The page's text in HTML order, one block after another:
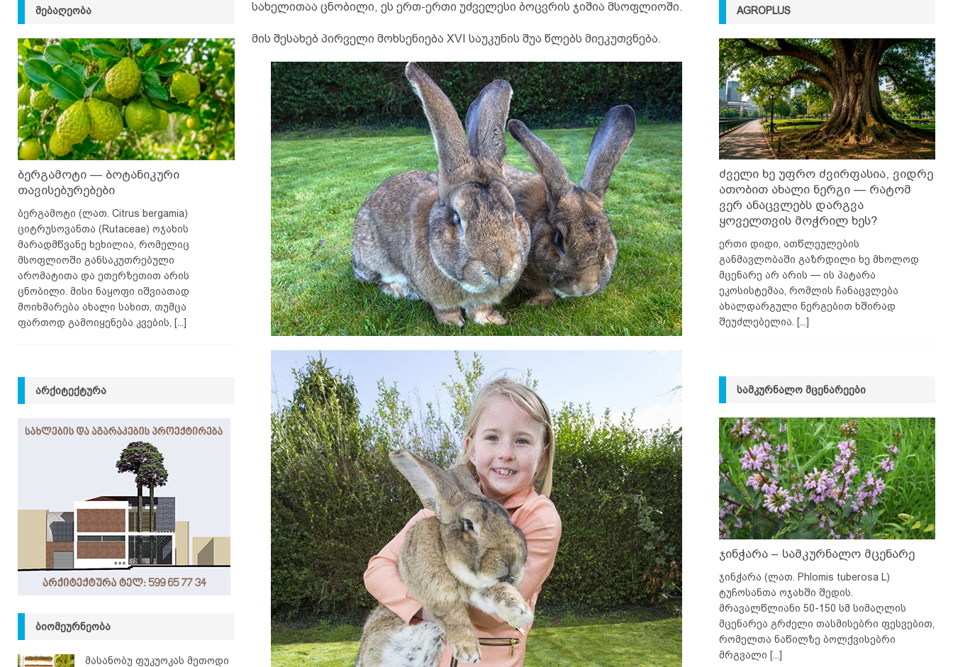
სახელითაა ცნობილი, ეს ერთ-ერთი უძველესი ბოცვრის ჯიშია მსოფლიოში.
მის შესახებ პირველი მოხსენიება XVI საუკუნის შუა წლებს მიეკუთვნება.
ᲛᲔᲑᲐᲦᲔᲝᲑᲐ
ბერგამოტი — ბოტანიკური
თავისებურებები
ბერგამოტი (ლათ. Citrus bergamia)
ციტრუსოვანთა (Rutaceae) ოჯახის
მარადმწვანე ხეხილია, რომელიც
მსოფლიოში განსაკუთრებული
არომატითა და ეთერზეთით არის
ცნობილი. მისი ნაყოფი იშვიათად
მოიხმარება ახალი სახით, თუმცა
ფართოდ გამოიყენება კვების,
[...]
ᲐᲠᲥᲘᲢᲔᲥᲢᲣᲠᲐ
ᲑᲘᲝᲛᲔᲣᲠᲜᲔᲝᲑᲐ
მასანობუ ფუკუოკას მეთოდი
AGROPLUS
ძველი ხე უფრო ძვირფასია, ვიდრე
ათობით ახალი ნერგი — რატომ
ვერ ანაცვლებს დარგვა
ყოველთვის მოჭრილ ხეს?
ერთი დიდი, ათწლეულების
განმავლობაში გაზრდილი ხე მხოლოდ
მცენარე არ არის — ის პატარა
ეკოსისტემაა, რომლის ჩანაცვლება
ახალდარგული ნერგებით ხშირად
შეუძლებელია. [...]
ᲡᲐᲛᲙᲣᲠᲜᲐᲚᲝ ᲛᲪᲔᲜᲐᲠᲔᲔᲑᲘ
ჯინჭარა – სამკურნალო მცენარე
ჯინჭარა (ლათ. Phlomis tuberosa L)
ტუჩოსანთა ოჯახში შედის.
მრავალწლიანი 50-150 სმ სიმაღლის
მცენარეა გრძელი თასმისებრი ფესვებით,
რომელთა ნაწილზე ბოლქვისებრი
მრგვალი [...]